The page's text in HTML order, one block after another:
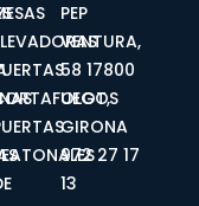
PEP
VENTURA,
58 17800
OLOT,
GIRONA
972 27 17
13